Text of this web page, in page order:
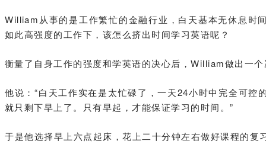
William从事的是工作繁忙的金融行业，白天基本无休息时
如此高强度的工作下，该怎么挤出时间学习英语呢？
衡量了自身工作的强度和学英语的决心后，William做出一
他说：“白天工作实在是太忙碌了，一天24小时中 完全可控
就只剩下早上了。只有早起，才能保证学习的时间。”
于是他选择早上六点起床，花上二十分钟左右做好课程的复